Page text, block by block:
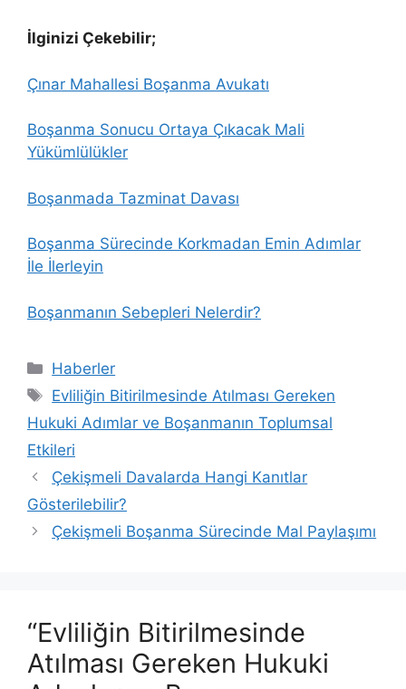
İlginizi Çekebilir;
Çınar Mahallesi Boşanma Avukatı
Boşanma Sonucu Ortaya Çıkacak Mali
Yükümlülükler
Boşanmada Tazminat Davası
Boşanma Sürecinde Korkmadan Emin Adımlar
İle İlerleyin
Boşanmanın Sebepleri Nelerdir?
Kategoriler
Haberler
Etiketler
Evliliğin Bitirilmesinde Atılması Gereken
Hukuki Adımlar ve Boşanmanın Toplumsal
Etkileri
Çekişmeli Davalarda Hangi Kanıtlar
Gösterilebilir?
Çekişmeli Boşanma Sürecinde Mal Paylaşımı
“Evliliğin Bitirilmesinde
Atılması Gereken Hukuki